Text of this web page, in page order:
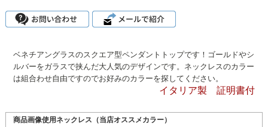
ベネチアングラスのスクエア型ペンダントトップです！ゴールドやシ
ルバーをガラスで挟んだ大人気のデザインです。ネックレスのカラー
は組合わせ自由ですのでお好みのカラーを探してください。
イタリア製 証明書付
商品画像使用ネックレス（当店オススメカラー）